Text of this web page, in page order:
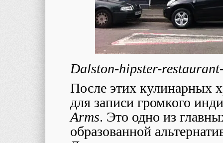
Dalston-hipster-
После этих кулинарных
для записи громкого
Arms. Это одно из
образованной